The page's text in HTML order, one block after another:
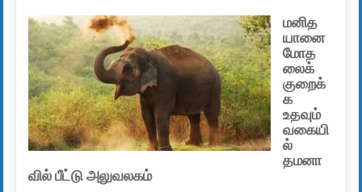
மனித
யானை
மோத
லைக்
குறைக்
க
உதவும்
வகையி
ல்
தமனா
வில் பீட்டு அலுவலகம்